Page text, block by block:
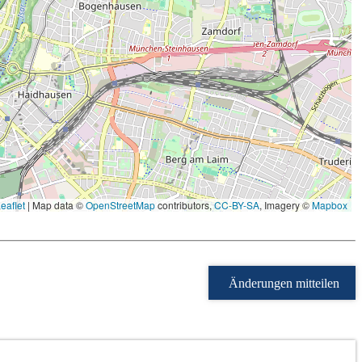
| Map data ©OpenStreetMapcontributors,CC-BY-SA, Imagery ©Mapbox
Änderungen mitteilen